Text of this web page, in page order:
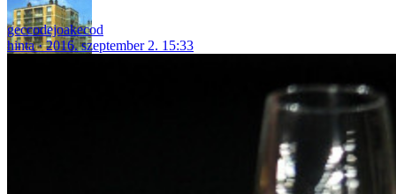
geccodejoakecod
hinta
2016. szeptember 2. 15:33